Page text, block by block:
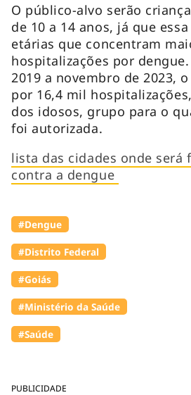
PUBLICIDADE
O público-alvo serão
de 10 a 14 anos, já que
etárias que concentram
hospitalizações por
2019 a novembro de 2023,
por 16,4 mil
dos idosos, grupo para o
foi autorizada.
lista das cidades onde será
contra a dengue
#Dengue
#Distrito Federal
#Goiás
#Ministério da Saúde
#Saúde